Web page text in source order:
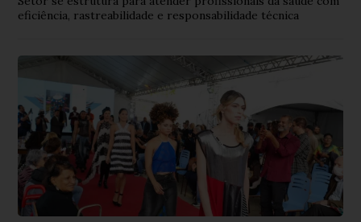
eficiência, rastreabilidade e responsabilidade técnica